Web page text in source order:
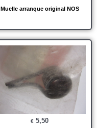
Muelle arranque original NOS
€ 5,50